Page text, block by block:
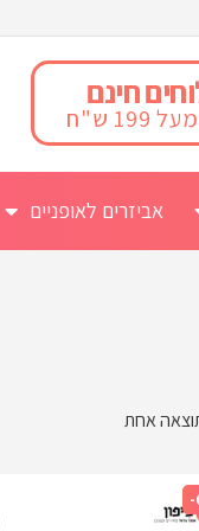
חינם
ש"ח
אביזרים לאופניים
אחת